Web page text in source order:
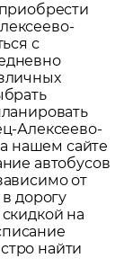
с
Алексеево-
нашем сайте
автобусов
от
дорогу
на
найти